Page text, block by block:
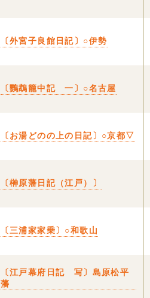
〔外宮子良館日記〕○伊勢
〔鸚鵡籠中記 一〕○名古屋
〔お湯どのの上の日記〕○京都▽
〔榊原藩日記（江戸）〕
〔三浦家家乗〕○和歌山
〔江戸幕府日記 写〕島原松平
藩